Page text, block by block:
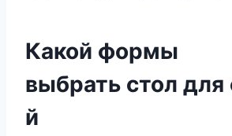
Какой формы
выбрать стол для
й